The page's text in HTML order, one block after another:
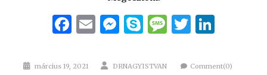
Facebook
EmailMessenger
Skype
Message
Twitter
Posted
március 19, 2021 Author
DRNAGYISTVAN Comment(0)